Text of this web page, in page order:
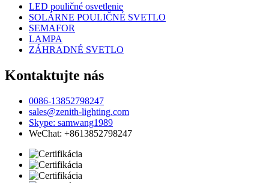
LED pouličné osvetlenie
SOLÁRNE POULIČNÉ SVETLO
SEMAFOR
LAMPA
ZÁHRADNÉ SVETLO
Kontaktujte nás
0086-13852798247
sales@zenith-lighting.com
Skype: samwang1989
WeChat: +8613852798247